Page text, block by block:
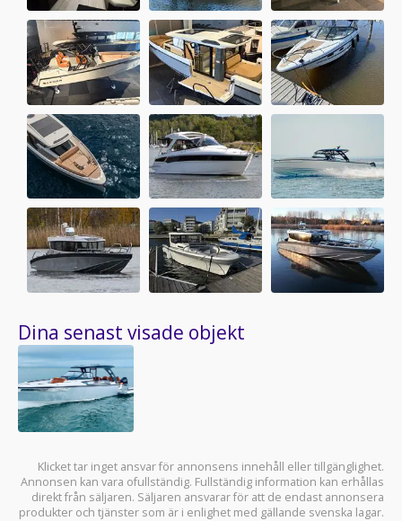
Dina senast visade objekt
Klicket tar inget ansvar för annonsens innehåll eller tillgänglighet.
Annonsen kan vara ofullständig. Fullständig information kan erhållas
direkt från säljaren. Säljaren ansvarar för att de endast annonsera
produkter och tjänster som är i enlighet med gällande svenska lagar.